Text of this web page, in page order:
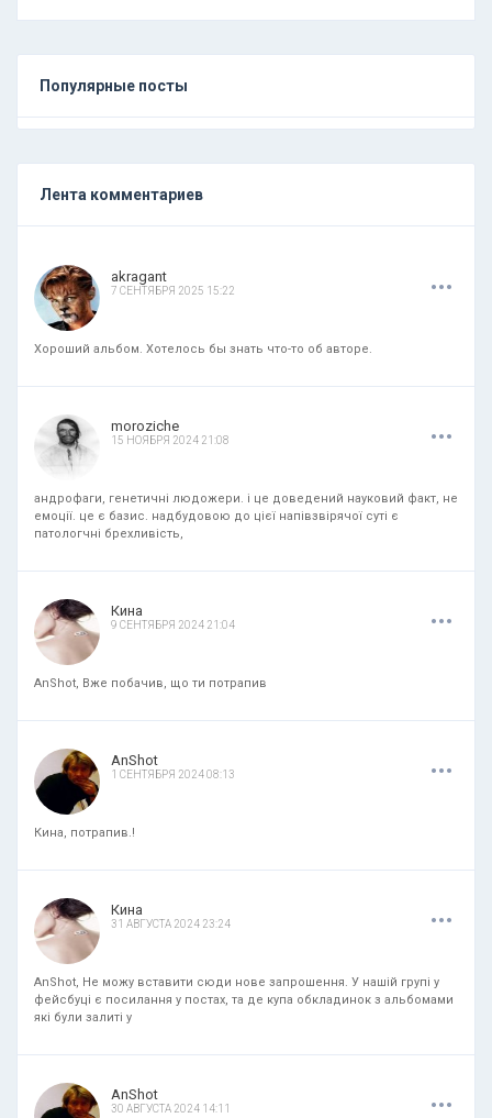
Популярные посты
Лента комментариев
akragant
7 СЕНТЯБРЯ 2025 15:22 ...
Хороший альбом. Хотелось бы знать что-то об авторе.
moroziche
15 НОЯБРЯ 2024 21:08 ...
андрофаги, генетичні людожери. і це доведений науковий факт, не
емоції. це є базис. надбудовою до цієї напівзвірячої суті є
патологчні брехливість,
Кина
9 СЕНТЯБРЯ 2024 21:04 ...
AnShot, Вже побачив, що ти потрапив
AnShot
1 СЕНТЯБРЯ 2024 08:13 ...
Кина, потрапив.!
Кина
31 АВГУСТА 2024 23:24 ...
AnShot, Не можу вставити сюди нове запрошення. У нашій групі у
фейсбуці є посилання у постах, та де купа обкладинок з альбомами
які були залиті у
AnShot
30 АВГУСТА 2024 14:11 ...